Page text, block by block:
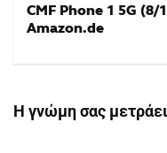
CMF Phone 1 5G (8/
Amazon.de
Η γνώμη σας μετράει